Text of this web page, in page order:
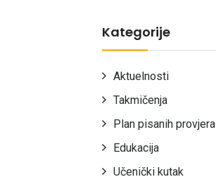
Kategorije
Aktuelnosti
Takmičenja
Plan pisanih provjera
Edukacija
Učenički kutak